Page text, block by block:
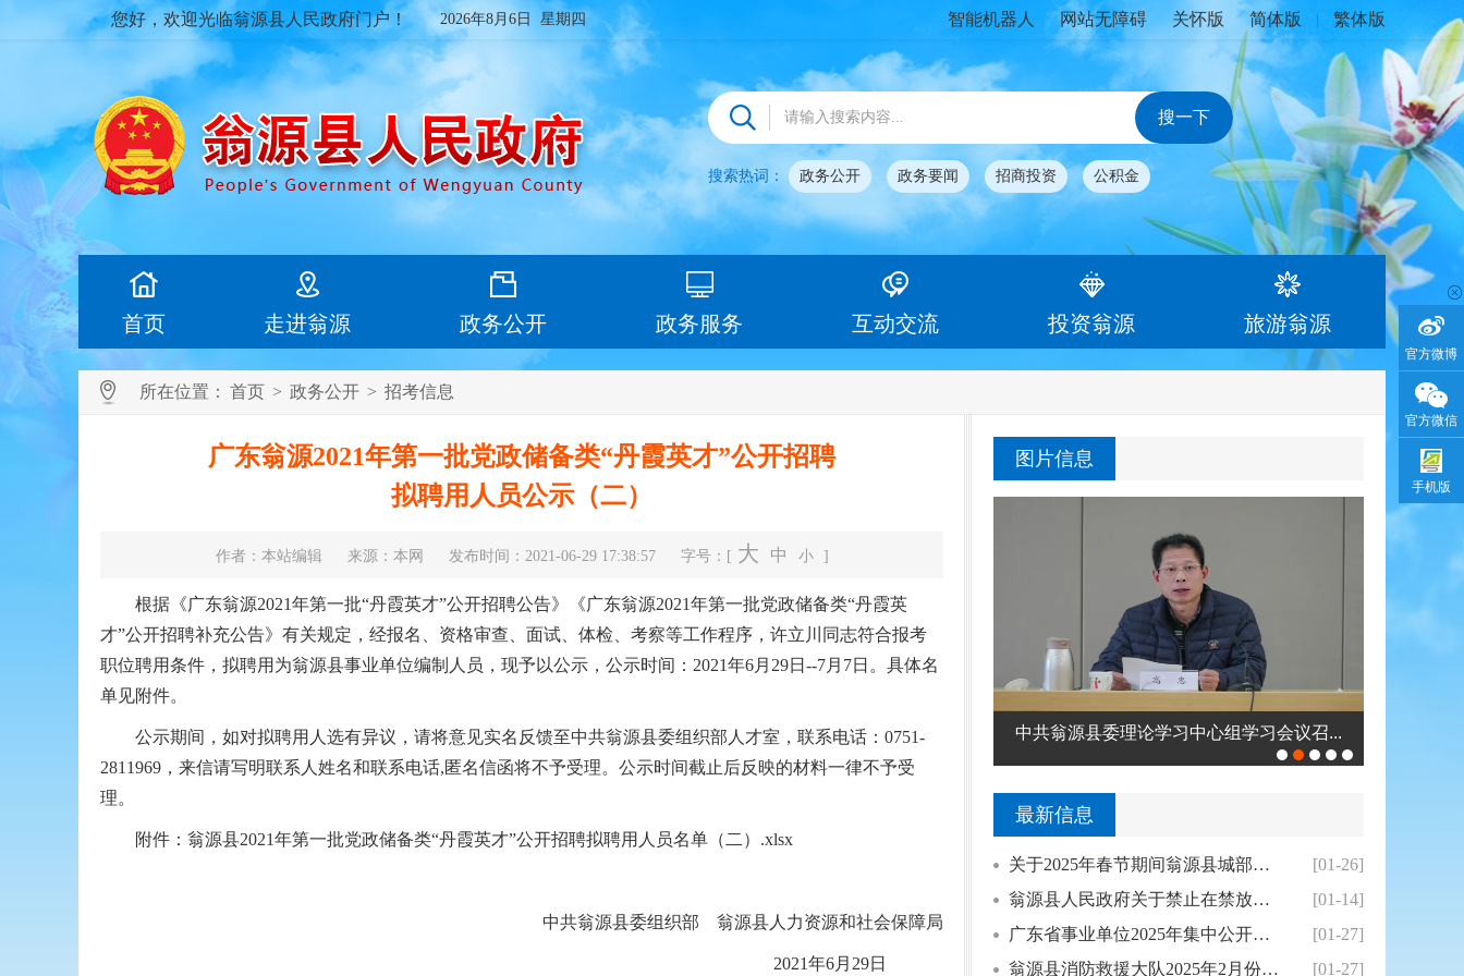
官方微博
官方微信
手机版
您好，欢迎光临翁源县人民政府门户！ 2026年8月6日 星期四 智能机器人 网站无障碍 关怀版 简体版 繁体版
搜索热词： 政务公开 政务要闻 招商投资 公积金
首页 走进翁源 政务公开 政务服务 互动交流 投资翁源 旅游翁源
所在位置： 首页 > 政务公开 > 招考信息
广东翁源2021年第一批党政储备类“丹霞英才”公开招聘
拟聘用人员公示（二）
作者：本站编辑 来源：本网 发布时间：2021-06-29 17:38:57 字号：[ 大 中 小 ]
根据《广东翁源2021年第一批“丹霞英才”公开招聘公告》《广东翁源2021年第一批党政储备类“丹霞英
才”公开招聘补充公告》有关规定，经报名、资格审查、面试、体检、考察等工作程序，许立川同志符合报考
职位聘用条件，拟聘用为翁源县事业单位编制人员，现予以公示，公示时间：2021年6月29日--7月7日。具体名
单见附件。
公示期间，如对拟聘用人选有异议，请将意见实名反馈至中共翁源县委组织部人才室，联系电话：0751-
2811969，来信请写明联系人姓名和联系电话,匿名信函将不予受理。公示时间截止后反映的材料一律不予受
理。
附件： 翁源县2021年第一批党政储备类“丹霞英才”公开招聘拟聘用人员名单（二）.xlsx
中共翁源县委组织部 翁源县人力资源和社会保障局
2021年6月29日
图片信息
中共翁源县委十四届八次全体会议暨县委... 中共翁源县委理论学习中心组学习会议召...
最新信息
关于2025年春节期间翁源县城部分单位免费对...
[01-26]
翁源县人民政府关于禁止在禁放区内销售燃放烟花...
[01-14]
广东省事业单位2025年集中公开招聘高校毕业...
[01-27]
翁源县消防救援大队2025年2月份翁源县针对...
[01-27]